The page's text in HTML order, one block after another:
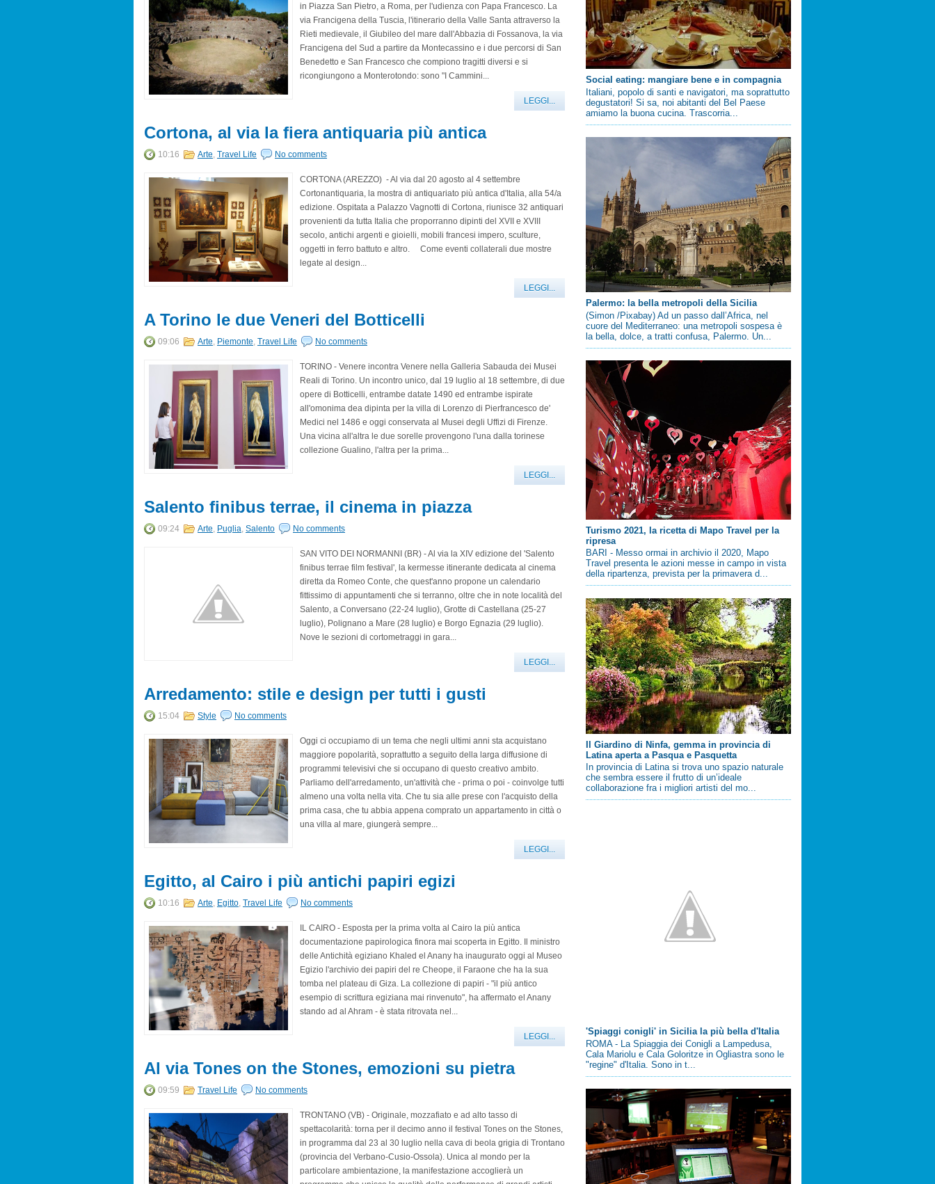
in Piazza San Pietro, a Roma, per l'udienza con Papa Francesco. La
via Francigena della Tuscia, l'itinerario della Valle Santa attraverso la
Rieti medievale, il Giubileo del mare dall'Abbazia di Fossanova, la via
Francigena del Sud a partire da Montecassino e i due percorsi di San
Benedetto e San Francesco che compiono tragitti diversi e si
ricongiungono a Monterotondo: sono "I Cammini...
LEGGI...
Cortona, al via la fiera antiquaria più antica
10:16 Arte, Travel Life No comments
CORTONA (AREZZO) - Al via dal 20 agosto al 4 settembre
Cortonantiquaria, la mostra di antiquariato più antica d'Italia, alla 54/a
edizione. Ospitata a Palazzo Vagnotti di Cortona, riunisce 32 antiquari
provenienti da tutta Italia che proporranno dipinti del XVII e XVIII
secolo, antichi argenti e gioielli, mobili francesi impero, sculture,
oggetti in ferro battuto e altro. Come eventi collaterali due mostre
legate al design...
LEGGI...
A Torino le due Veneri del Botticelli
09:06 Arte, Piemonte, Travel Life No comments
TORINO - Venere incontra Venere nella Galleria Sabauda dei Musei
Reali di Torino. Un incontro unico, dal 19 luglio al 18 settembre, di due
opere di Botticelli, entrambe datate 1490 ed entrambe ispirate
all'omonima dea dipinta per la villa di Lorenzo di Pierfrancesco de'
Medici nel 1486 e oggi conservata al Musei degli Uffizi di Firenze.
Una vicina all'altra le due sorelle provengono l'una dalla torinese
collezione Gualino, l'altra per la prima...
LEGGI...
Salento finibus terrae, il cinema in piazza
09:24 Arte, Puglia, Salento No comments
SAN VITO DEI NORMANNI (BR) - Al via la XIV edizione del 'Salento
finibus terrae film festival', la kermesse itinerante dedicata al cinema
diretta da Romeo Conte, che quest'anno propone un calendario
fittissimo di appuntamenti che si terranno, oltre che in note località del
Salento, a Conversano (22-24 luglio), Grotte di Castellana (25-27
luglio), Polignano a Mare (28 luglio) e Borgo Egnazia (29 luglio).
Nove le sezioni di cortometraggi in gara...
LEGGI...
Arredamento: stile e design per tutti i gusti
15:04 Style No comments
Oggi ci occupiamo di un tema che negli ultimi anni sta acquistano
maggiore popolarità, soprattutto a seguito della larga diffusione di
programmi televisivi che si occupano di questo creativo ambito.
Parliamo dell'arredamento, un'attività che - prima o poi - coinvolge tutti
almeno una volta nella vita. Che tu sia alle prese con l'acquisto della
prima casa, che tu abbia appena comprato un appartamento in città o
una villa al mare, giungerà sempre...
LEGGI...
Egitto, al Cairo i più antichi papiri egizi
10:16 Arte, Egitto, Travel Life No comments
IL CAIRO - Esposta per la prima volta al Cairo la più antica
documentazione papirologica finora mai scoperta in Egitto. Il ministro
delle Antichità egiziano Khaled el Anany ha inaugurato oggi al Museo
Egizio l'archivio dei papiri del re Cheope, il Faraone che ha la sua
tomba nel plateau di Giza. La collezione di papiri - "il più antico
esempio di scrittura egiziana mai rinvenuto", ha affermato el Anany
stando ad al Ahram - è stata ritrovata nel...
LEGGI...
Al via Tones on the Stones, emozioni su pietra
09:59 Travel Life No comments
TRONTANO (VB) - Originale, mozzafiato e ad alto tasso di
spettacolarità: torna per il decimo anno il festival Tones on the Stones,
in programma dal 23 al 30 luglio nella cava di beola grigia di Trontano
(provincia del Verbano-Cusio-Ossola). Unica al mondo per la
particolare ambientazione, la manifestazione accoglierà un
Social eating: mangiare bene e in compagnia
Italiani, popolo di santi e navigatori, ma soprattutto
degustatori! Si sa, noi abitanti del Bel Paese
amiamo la buona cucina. Trascorria...
Palermo: la bella metropoli della Sicilia
(Simon /Pixabay) Ad un passo dall’Africa, nel
cuore del Mediterraneo: una metropoli sospesa è
la bella, dolce, a tratti confusa, Palermo. Un...
Turismo 2021, la ricetta di Mapo Travel per la
ripresa
BARI - Messo ormai in archivio il 2020, Mapo
Travel presenta le azioni messe in campo in vista
della ripartenza, prevista per la primavera d...
Il Giardino di Ninfa, gemma in provincia di
Latina aperta a Pasqua e Pasquetta
In provincia di Latina si trova uno spazio naturale
che sembra essere il frutto di un’ideale
collaborazione fra i migliori artisti del mo...
'Spiaggi conigli' in Sicilia la più bella d'Italia
ROMA - La Spiaggia dei Conigli a Lampedusa,
Cala Mariolu e Cala Goloritze in Ogliastra sono le
"regine" d'Italia. Sono in t...